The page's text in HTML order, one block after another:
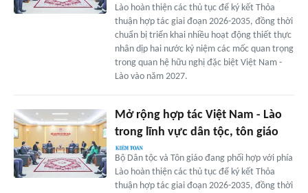
Lào hoàn thiện các thủ tục để ký kết Thỏa
thuận hợp tác giai đoạn 2026-2035, đồng thời
chuẩn bị triển khai nhiều hoạt động thiết thực
nhân dịp hai nước kỷ niệm các mốc quan trọng
trong quan hệ hữu nghị đặc biệt Việt Nam -
Lào vào năm 2027.
Mở rộng hợp tác Việt Nam - Lào
trong lĩnh vực dân tộc, tôn giáo
Bộ Dân tộc và Tôn giáo đang phối hợp với phía
Lào hoàn thiện các thủ tục để ký kết Thỏa
thuận hợp tác giai đoạn 2026-2035, đồng thời